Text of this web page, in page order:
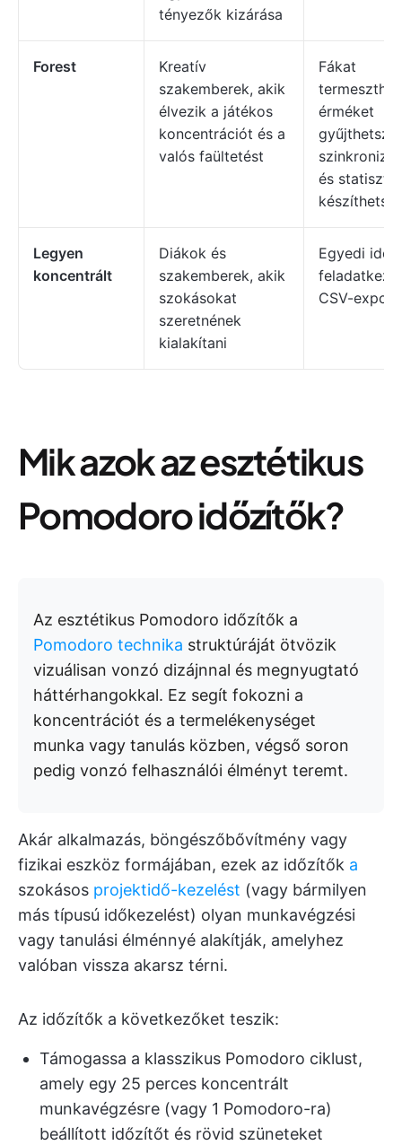
tényezők kizárása
Forest
Kreatív
szakemberek, akik
élvezik a játékos
koncentrációt és a
valós faültetést
Fákat
érméket
gyűjthetsz,
és
készíthetsz.
Legyen
koncentrált
Diákok és
szakemberek, akik
szokásokat
szeretnének
kialakítani
Egyedi
CSV-export
Mik azok az esztétikus
Pomodoro időzítők?
Az esztétikus Pomodoro időzítők a
Pomodoro technika struktúráját ötvözik
vizuálisan vonzó dizájnnal és megnyugtató
háttérhangokkal. Ez segít fokozni a
koncentrációt és a termelékenységet
munka vagy tanulás közben, végső soron
pedig vonzó felhasználói élményt teremt.
Akár alkalmazás, böngészőbővítmény vagy
fizikai eszköz formájában, ezek az időzítők a
szokásos projektidő-kezelést (vagy bármilyen
más típusú időkezelést) olyan munkavégzési
vagy tanulási élménnyé alakítják, amelyhez
valóban vissza akarsz térni.
Az időzítők a következőket teszik:
Támogassa a klasszikus Pomodoro ciklust,
amely egy 25 perces koncentrált
munkavégzésre (vagy 1 Pomodoro-ra)
beállított időzítőt és rövid szüneteket